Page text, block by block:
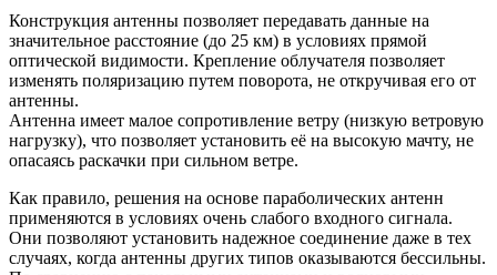
Конструкция антенны позволяет передавать данные на
значительное расстояние (до 25 км) в условиях прямой
оптической видимости. Крепление облучателя позволяет
изменять поляризацию путем поворота, не откручивая его от
антенны.
Антенна имеет малое сопротивление ветру (низкую ветровую
нагрузку), что позволяет установить её на высокую мачту, не
опасаясь раскачки при сильном ветре.
Как правило, решения на основе параболических антенн
применяются в условиях очень слабого входного сигнала.
Они позволяют установить надежное соединение даже в тех
случаях, когда антенны других типов оказываются бессильны.